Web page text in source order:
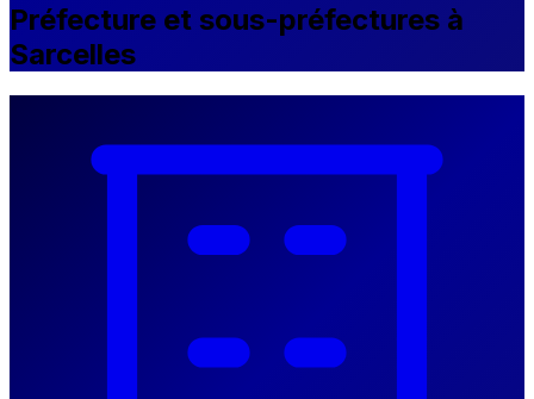
Préfecture et sous-préfectures à
Sarcelles